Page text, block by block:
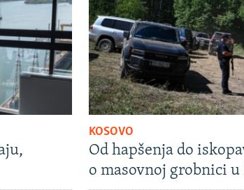
KOSOVO
Od hapšenja do
o masovnoj grobnici